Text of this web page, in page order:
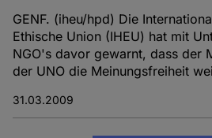
GENF. (iheu/hpd) Die
Ethische Union (IHEU) hat mit
NGO's davor gewarnt, dass der
der UNO die Meinungsfreiheit
31.03.2009